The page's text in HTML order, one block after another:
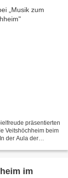
präsentierten
Veitshöchheim beim
der Aula der
im